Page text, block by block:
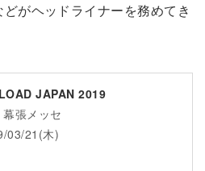
がヘッドライナーを務めてき
JAPAN 2019
張メッセ
03/21(木)